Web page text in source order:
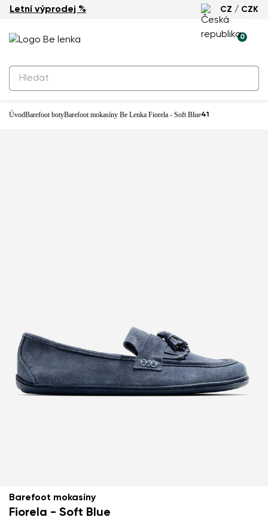
Letní výprodej % CZ / CZK
0
ÚvodBarefoot botyBarefoot mokasíny Be Lenka Fiorela - Soft Blue41
-33%
Barefoot mokasíny
Fiorela - Soft Blue
Barefoot mokasíny Be Lenka Fiorela